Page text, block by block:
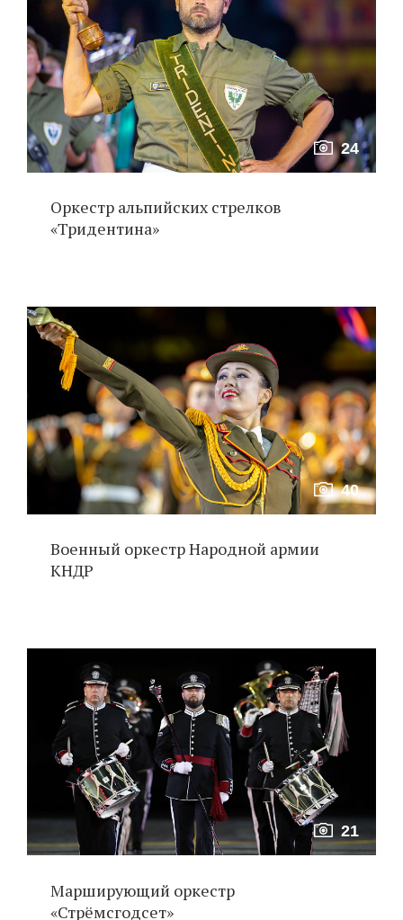
24
Оркестр альпийских стрелков
«Тридентина»
40
Военный оркестр Народной армии
КНДР
21
Марширующий оркестр
«Стрёмсгодсет»